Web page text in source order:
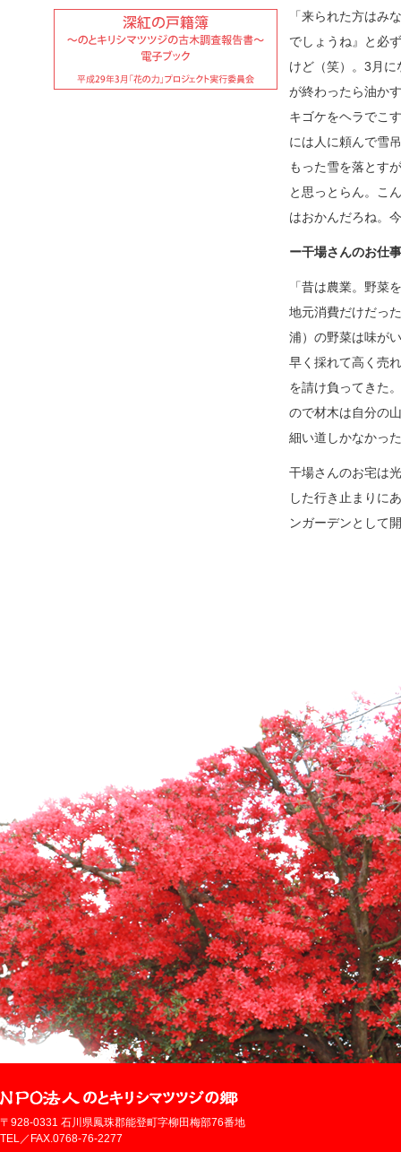
「来られた方はみ
でしょうね』と必
けど（笑）。3月
が終わったら油か
キゴケをヘラでこ
には人に頼んで雪
もった雪を落とす
と思っとらん。こ
はおかんだろね。
ー干場さんのお仕
「昔は農業。野菜
地元消費だけだっ
浦）の野菜は味が
早く採れて高く売
を請け負ってきた
ので材木は自分の
細い道しかなかっ
干場さんのお宅は
した行き止まりに
ンガーデンとして
〒928-0331 石川県鳳珠郡能登町字柳田梅部76番地
TEL／FAX.0768-76-2277